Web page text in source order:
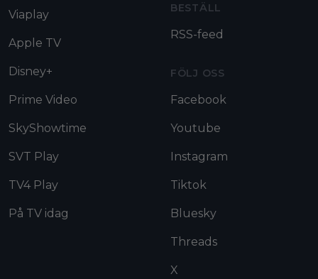
Viaplay
Apple TV
Disney+
Prime Video
SkyShowtime
SVT Play
TV4 Play
På TV idag
BESTÄLL
RSS-feed
FÖLJ OSS
Facebook
Youtube
Instagram
Tiktok
Bluesky
Threads
X